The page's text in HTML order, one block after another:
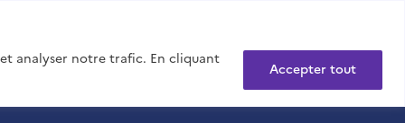
analyser notre trafic. En cliquant
Accepter tout